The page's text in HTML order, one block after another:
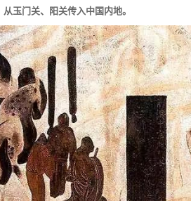
从玉门关、阳关传入中国内地。